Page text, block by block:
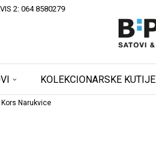
2: 064 8580279
KOLEKCIONARSKE KUTIJE
Narukvice